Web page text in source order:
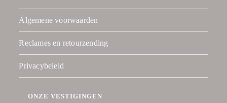
Algemene voorwaarden
Reclames en retourzending
Privacybeleid
ONZE VESTIGINGEN